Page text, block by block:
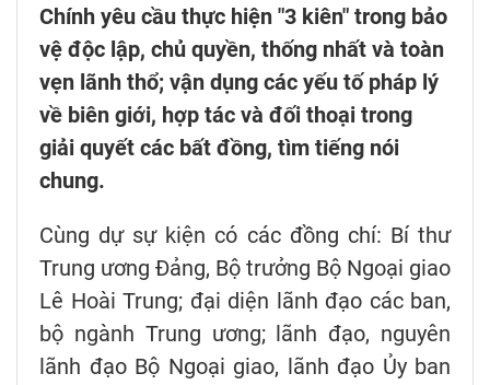
Chính yêu cầu thực hiện "3 kiên" trong bảo
vệ độc lập, chủ quyền, thống nhất và toàn
vẹn lãnh thổ; vận dụng các yếu tố pháp lý
về biên giới, hợp tác và đối thoại trong
giải quyết các bất đồng, tìm tiếng nói
chung.
Cùng dự sự kiện có các đồng chí: Bí thư
Trung ương Đảng, Bộ trưởng Bộ Ngoại giao
Lê Hoài Trung; đại diện lãnh đạo các ban,
bộ ngành Trung ương; lãnh đạo, nguyên
lãnh đạo Bộ Ngoại giao, lãnh đạo Ủy ban